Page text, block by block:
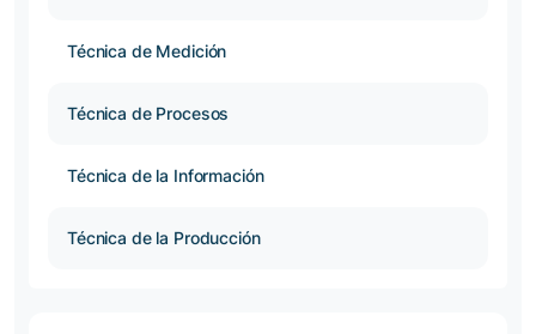
Técnica de Medición
Técnica de Procesos
Técnica de la Información
Técnica de la Producción